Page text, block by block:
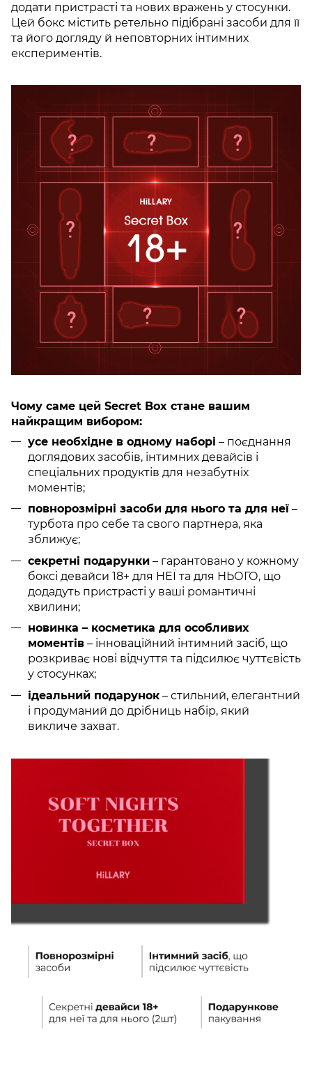
додати пристрасті та нових вражень у стосунки.
Цей бокс містить ретельно підібрані засоби для її
та його догляду й неповторних інтимних
експериментів.
Чому саме цей Secret Box стане вашим
найкращим вибором:
усе необхідне в одному наборі – поєднання
доглядових засобів, інтимних девайсів і
спеціальних продуктів для незабутніх
моментів;
повнорозмірні засоби для нього та для неї –
турбота про себе та свого партнера, яка
зближує;
секретні подарунки – гарантовано у кожному
боксі девайси 18+ для НЕЇ та для НЬОГО, що
додадуть пристрасті у ваші романтичні
хвилини;
новинка – косметика для особливих
моментів – інноваційний інтимний засіб, що
розкриває нові відчуття та підсилює чуттєвість
у стосунках;
ідеальний подарунок – стильний, елегантний
і продуманий до дрібниць набір, який
викличе захват.